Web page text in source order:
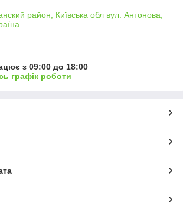
район, Київська обл вул. Антонова,
з 09:00 до 18:00
графік роботи